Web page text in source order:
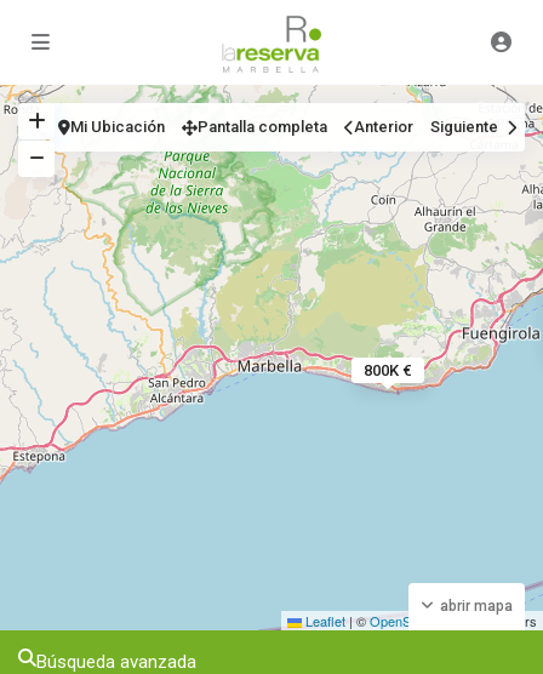
800K €
Leaflet | ©OpenStreetMap contributors
abrir mapa
Mi Ubicación Pantalla completa Anterior Siguiente
Búsqueda avanzada